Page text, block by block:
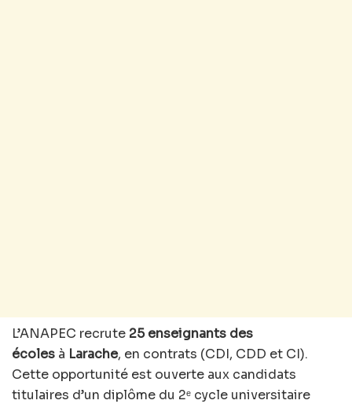
L’ANAPEC recrute 25 enseignants des
écoles à Larache, en contrats (CDI, CDD et CI).
Cette opportunité est ouverte aux candidats
titulaires d’un diplôme du 2ᵉ cycle universitaire